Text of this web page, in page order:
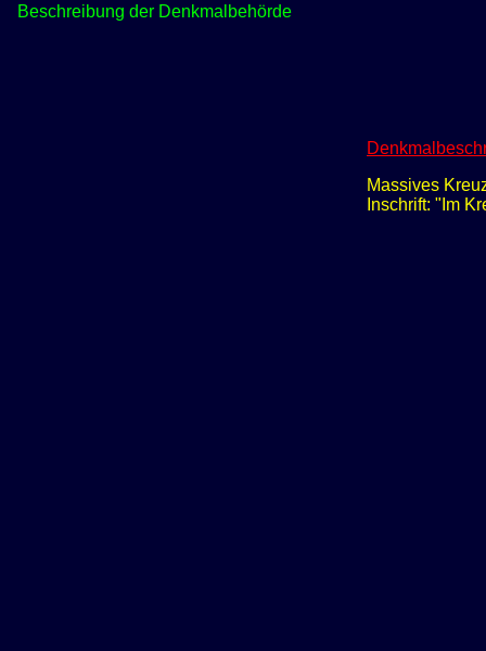
Beschreibung der Denkmalbehörde
Massives
Inschrift: "Im